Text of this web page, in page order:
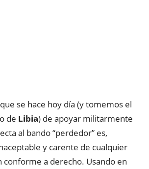
se hace hoy día (y tomemos el
de Libia) de apoyar militarmente
al bando “perdedor” es,
y carente de cualquier
a derecho. Usando en